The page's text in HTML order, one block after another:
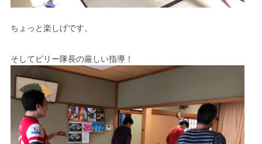
ちょっと楽しげです。
そしてビリー隊長の厳しい指導！